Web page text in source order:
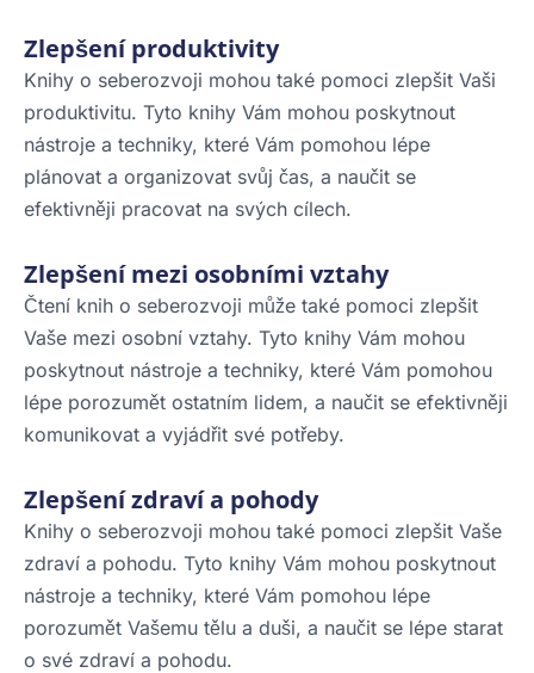
Zlepšení produktivity
Knihy o seberozvoji mohou také pomoci zlepšit Vaši
produktivitu. Tyto knihy Vám mohou poskytnout
nástroje a techniky, které Vám pomohou lépe
plánovat a organizovat svůj čas, a naučit se
efektivněji pracovat na svých cílech.
Zlepšení mezi osobními vztahy
Čtení knih o seberozvoji může také pomoci zlepšit
Vaše mezi osobní vztahy. Tyto knihy Vám mohou
poskytnout nástroje a techniky, které Vám pomohou
lépe porozumět ostatním lidem, a naučit se efektivněji
komunikovat a vyjádřit své potřeby.
Zlepšení zdraví a pohody
Knihy o seberozvoji mohou také pomoci zlepšit Vaše
zdraví a pohodu. Tyto knihy Vám mohou poskytnout
nástroje a techniky, které Vám pomohou lépe
porozumět Vašemu tělu a duši, a naučit se lépe starat
o své zdraví a pohodu.